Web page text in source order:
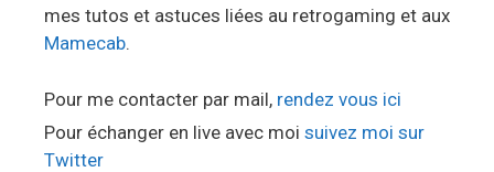
mes tutos et astuces liées au retrogaming et aux
Mamecab.
Pour me contacter par mail, rendez vous ici
Pour échanger en live avec moi suivez moi sur
Twitter